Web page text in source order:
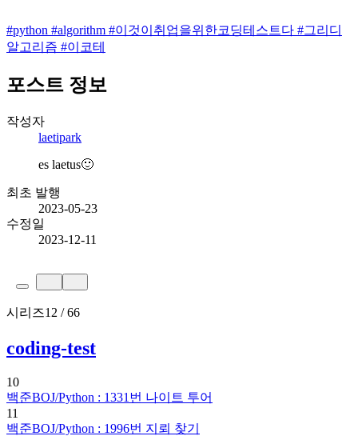
#python #algorithm #이것이취업을위한코딩테스트다 #그리디
알고리즘 #이코테
포스트 정보
작성자
laetipark
es laetus🙂
최초 발행
2023-05-23
수정일
2023-12-11
시리즈12 / 66
coding-test
10
백준BOJ/Python : 1331번 나이트 투어
11
백준BOJ/Python : 1996번 지뢰 찾기